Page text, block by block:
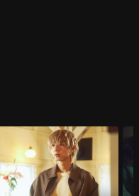
นที่ 1
าซากะ ซีซั่น2 ตอนที่ 1